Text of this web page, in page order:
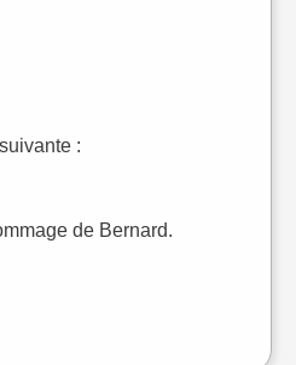
:
de Bernard.